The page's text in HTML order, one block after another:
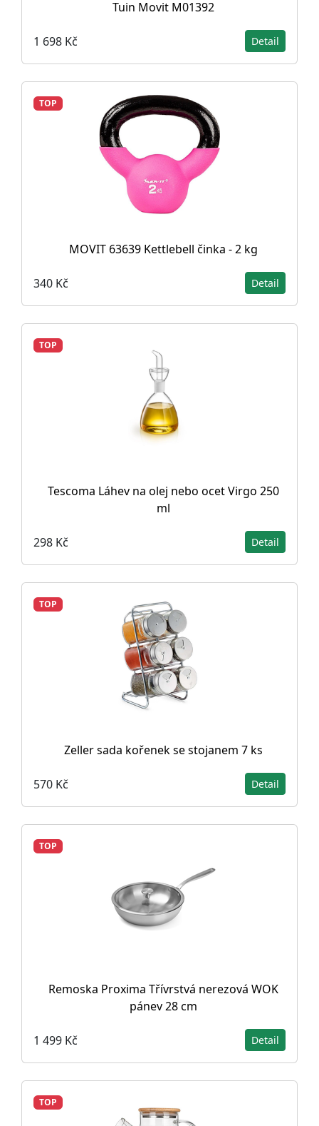
Tuin Movit M01392
1 698 Kč Detail
TOP
MOVIT 63639 Kettlebell činka - 2 kg
340 Kč Detail
TOP
Tescoma Láhev na olej nebo ocet Virgo 250
ml
298 Kč Detail
TOP
Zeller sada kořenek se stojanem 7 ks
570 Kč Detail
TOP
Remoska Proxima Třívrstvá nerezová WOK
pánev 28 cm
1 499 Kč Detail
TOP